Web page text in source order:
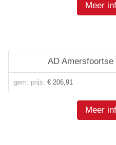
Meer
AD
gem. prijs: € 206,91
Meer